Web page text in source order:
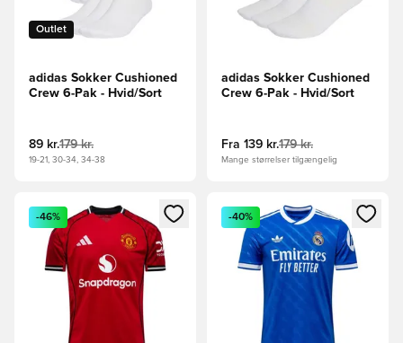
Outlet
adidas Sokker Cushioned
Crew 6-Pak - Hvid/Sort
89 kr.179 kr.
19-21, 30-34, 34-38
adidas Sokker Cushioned
Crew 6-Pak - Hvid/Sort
Fra 139 kr.179 kr.
Mange størrelser tilgængelig
Åbner en Modal til at logge ind eller tilmelde dig som
-46%
Åbner en Modal til at logge
-40%